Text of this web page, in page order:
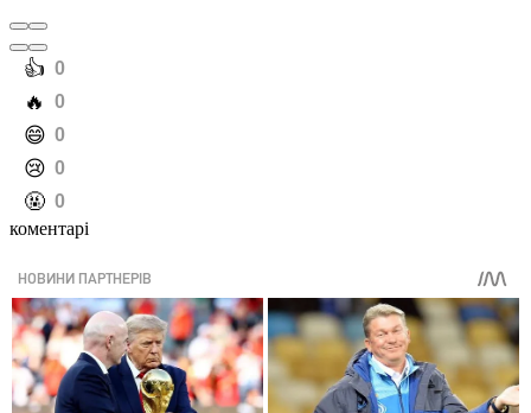
️👍 0
️🔥 0
️😄 0
️😢 0
️🤬 0
коментарі